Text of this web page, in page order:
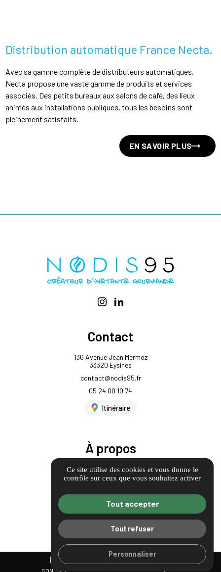
Distribution automatique France Necta.
Avec sa gamme complète de distributeurs automatiques,
Necta propose une vaste gamme de produits et services
associés. Des petits bureaux aux salons de café, des lieux
animés aux installations publiques, tous les besoins sont
pleinement satisfaits.
EN SAVOIR PLUS
mail
CONTACT TÉL.
Contact
136 Avenue Jean Mermoz
33320 Eysines
contact@nodis95.fr
05 24 00 10 74
Itinéraire
À propos
Informations complémentaires
Mentions légales
Politique de confidentialité
Guide Local
Gestion des cookies
Ce site utilise des cookies et vous donne le
contrôle sur ceux que vous souhaitez activer
Tout accepter
Tout refuser
Personnaliser